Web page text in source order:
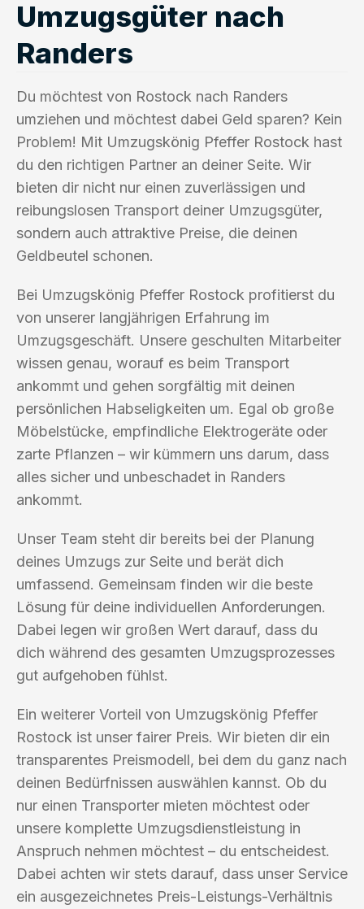
Umzugsgüter nach
Randers
Du möchtest von Rostock nach Randers
umziehen und möchtest dabei Geld sparen? Kein
Problem! Mit Umzugskönig Pfeffer Rostock hast
du den richtigen Partner an deiner Seite. Wir
bieten dir nicht nur einen zuverlässigen und
reibungslosen Transport deiner Umzugsgüter,
sondern auch attraktive Preise, die deinen
Geldbeutel schonen.
Bei Umzugskönig Pfeffer Rostock profitierst du
von unserer langjährigen Erfahrung im
Umzugsgeschäft. Unsere geschulten Mitarbeiter
wissen genau, worauf es beim Transport
ankommt und gehen sorgfältig mit deinen
persönlichen Habseligkeiten um. Egal ob große
Möbelstücke, empfindliche Elektrogeräte oder
zarte Pflanzen – wir kümmern uns darum, dass
alles sicher und unbeschadet in Randers
ankommt.
Unser Team steht dir bereits bei der Planung
deines Umzugs zur Seite und berät dich
umfassend. Gemeinsam finden wir die beste
Lösung für deine individuellen Anforderungen.
Dabei legen wir großen Wert darauf, dass du
dich während des gesamten Umzugsprozesses
gut aufgehoben fühlst.
Ein weiterer Vorteil von Umzugskönig Pfeffer
Rostock ist unser fairer Preis. Wir bieten dir ein
transparentes Preismodell, bei dem du ganz nach
deinen Bedürfnissen auswählen kannst. Ob du
nur einen Transporter mieten möchtest oder
unsere komplette Umzugsdienstleistung in
Anspruch nehmen möchtest – du entscheidest.
Dabei achten wir stets darauf, dass unser Service
ein ausgezeichnetes Preis-Leistungs-Verhältnis